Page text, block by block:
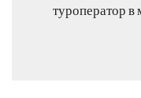
туроператор